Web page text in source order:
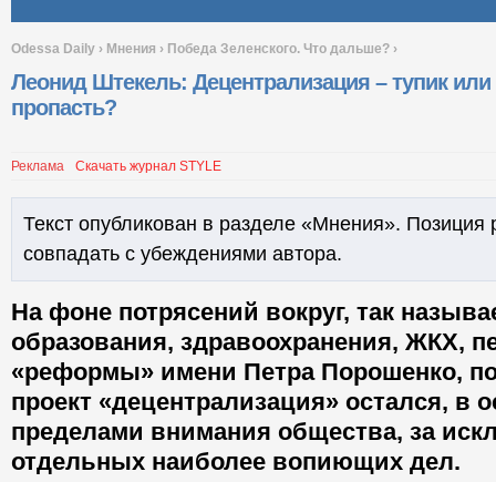
Odessa Daily › Мнения › Победа Зеленского. Что дальше? ›
Леонид Штекель: Децентрализация – тупик или
пропасть?
Реклама Скачать журнал STYLE
Текст опубликован в разделе «Мнения». Позиция
совпадать с убеждениями автора.
На фоне потрясений вокруг, так
образования, здравоохранения, ЖКХ,
«реформы» имени Петра Порошенко,
проект «децентрализация» остался, в
пределами внимания общества, за
отдельных наиболее вопиющих дел.